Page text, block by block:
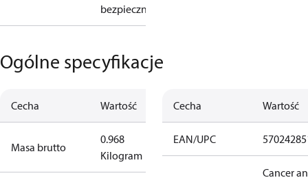
bezpiecznik: 10 A
Ogólne specyfikacje
Cecha Wartość
Masa brutto
0.968
Kilogram
Cecha Wartość
EAN/UPC
Cancer